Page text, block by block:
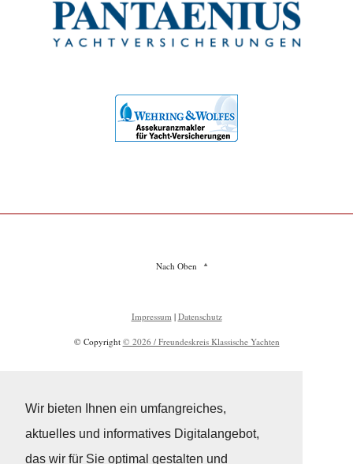
Wir bieten Ihnen ein umfangreiches,
aktuelles und informatives Digitalangebot,
das wir für Sie optimal gestalten und
Nach Oben
Impressum | Datenschutz
© Copyright © 2026 / Freundeskreis Klassische Yachten